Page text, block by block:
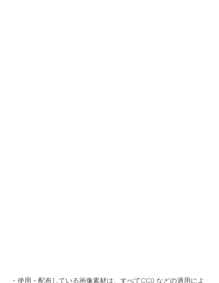
・使用・配布している画像素材は、すべてCC0 などの適用によ